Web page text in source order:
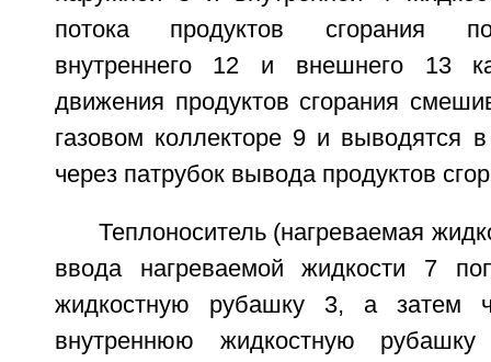
потока продуктов сгорания
внутреннего 12 и внешнего 13
движения продуктов сгорания
газовом коллекторе 9 и выводятся
через патрубок вывода продуктов
Теплоноситель (нагреваемая
ввода нагреваемой жидкости 7
жидкостную рубашку 3, а затем
внутреннюю жидкостную